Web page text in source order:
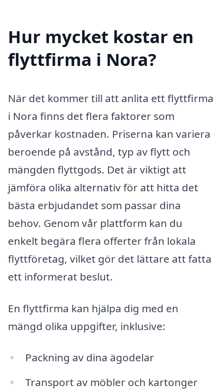
Hur mycket kostar en
flyttfirma i Nora?
När det kommer till att anlita ett flyttfirma
i Nora finns det flera faktorer som
påverkar kostnaden. Priserna kan variera
beroende på avstånd, typ av flytt och
mängden flyttgods. Det är viktigt att
jämföra olika alternativ för att hitta det
bästa erbjudandet som passar dina
behov. Genom vår plattform kan du
enkelt begära flera offerter från lokala
flyttföretag, vilket gör det lättare att fatta
ett informerat beslut.
En flyttfirma kan hjälpa dig med en
mängd olika uppgifter, inklusive:
Packning av dina ägodelar
Transport av möbler och kartonger